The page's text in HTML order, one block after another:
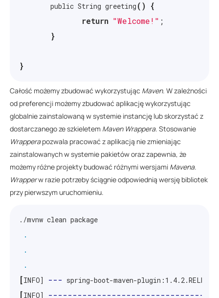
	public String greeting
() {
return "Welcome!" ;
}
}
Całość możemy zbudować wykorzystując Maven. W zależności
od preferencji możemy zbudować aplikację wykorzystując
globalnie zainstalowaną w systemie instancję lub skorzystać z
dostarczanego ze szkieletem Maven Wrappera. Stosowanie
Wrapperapozwala pracować z aplikacją nie zmieniając
zainstalowanych w systemie pakietów oraz zapewnia, że
możemy różne projekty budować różnymi wersjami Mavena.
Wrapperw razie potrzeby ściągnie odpowiednią wersję bibliotek
przy pierwszym uruchomieniu.
./mvnw clean package
.
.
.
[INFO] --- spring-boot-maven-
[INFO]